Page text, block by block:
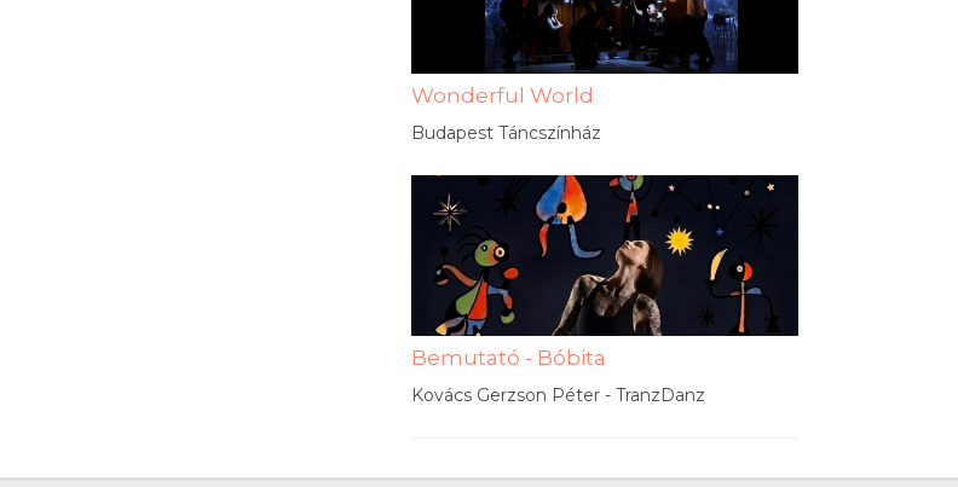
Wonderful World
Budapest Táncszínház
Bemutató - Bóbita
Kovács Gerzson Péter - TranzDanz